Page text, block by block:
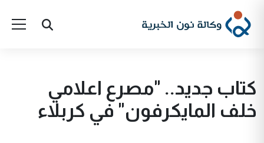
كتاب جديد.. "مصرع اعلامي
خلف المايكرفون" في كربلاء